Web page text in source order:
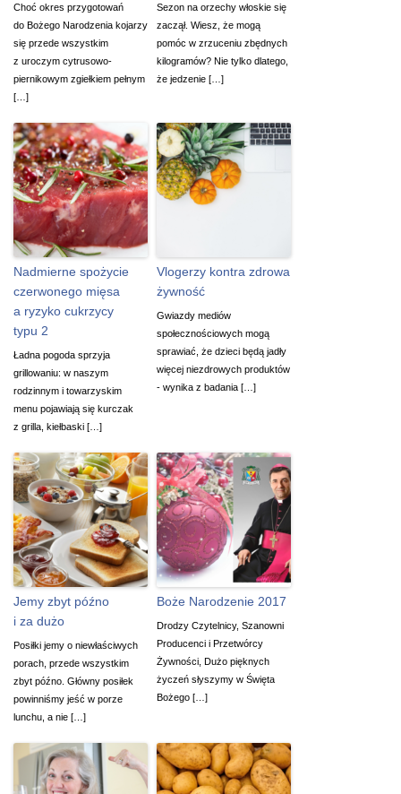
Choć okres przygotowań
do Bożego Narodzenia kojarzy
się przede wszystkim
z uroczym cytrusowo-
piernikowym zgiełkiem pełnym
[…]
Sezon na orzechy włoskie się
zaczął. Wiesz, że mogą
pomóc w zrzuceniu zbędnych
kilogramów? Nie tylko dlatego,
że jedzenie […]
Nadmierne spożycie
czerwonego mięsa
a ryzyko cukrzycy
typu 2
Ładna pogoda sprzyja
grillowaniu: w naszym
rodzinnym i towarzyskim
menu pojawiają się kurczak
z grilla, kiełbaski […]
Vlogerzy kontra zdrowa
żywność
Gwiazdy mediów
społecznościowych mogą
sprawiać, że dzieci będą jadły
więcej niezdrowych produktów
- wynika z badania […]
Jemy zbyt późno
i za dużo
Posiłki jemy o niewłaściwych
porach, przede wszystkim
zbyt późno. Główny posiłek
powinniśmy jeść w porze
lunchu, a nie […]
Boże Narodzenie 2017
Drodzy Czytelnicy, Szanowni
Producenci i Przetwórcy
Żywności, Dużo pięknych
życzeń słyszymy w Święta
Bożego […]